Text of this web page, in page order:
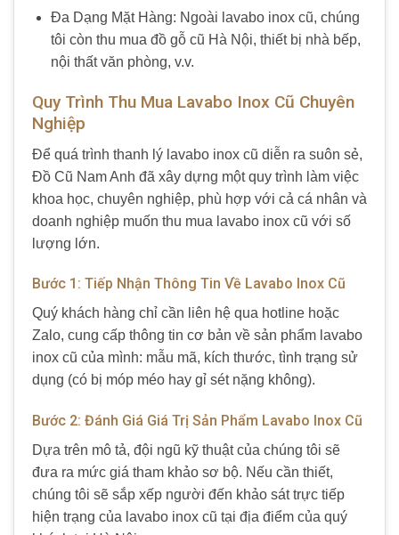
Đa Dạng Mặt Hàng: Ngoài lavabo inox cũ, chúng
tôi còn thu mua đồ gỗ cũ Hà Nội, thiết bị nhà bếp,
nội thất văn phòng, v.v.
Quy Trình Thu Mua Lavabo Inox Cũ Chuyên
Nghiệp
Để quá trình thanh lý lavabo inox cũ diễn ra suôn sẻ,
Đồ Cũ Nam Anh đã xây dựng một quy trình làm việc
khoa học, chuyên nghiệp, phù hợp với cả cá nhân và
doanh nghiệp muốn thu mua lavabo inox cũ với số
lượng lớn.
Bước 1: Tiếp Nhận Thông Tin Về Lavabo Inox Cũ
Quý khách hàng chỉ cần liên hệ qua hotline hoặc
Zalo, cung cấp thông tin cơ bản về sản phẩm lavabo
inox cũ của mình: mẫu mã, kích thước, tình trạng sử
dụng (có bị móp méo hay gỉ sét nặng không).
Bước 2: Đánh Giá Giá Trị Sản Phẩm Lavabo Inox Cũ
Dựa trên mô tả, đội ngũ kỹ thuật của chúng tôi sẽ
đưa ra mức giá tham khảo sơ bộ. Nếu cần thiết,
chúng tôi sẽ sắp xếp người đến khảo sát trực tiếp
hiện trạng của lavabo inox cũ tại địa điểm của quý